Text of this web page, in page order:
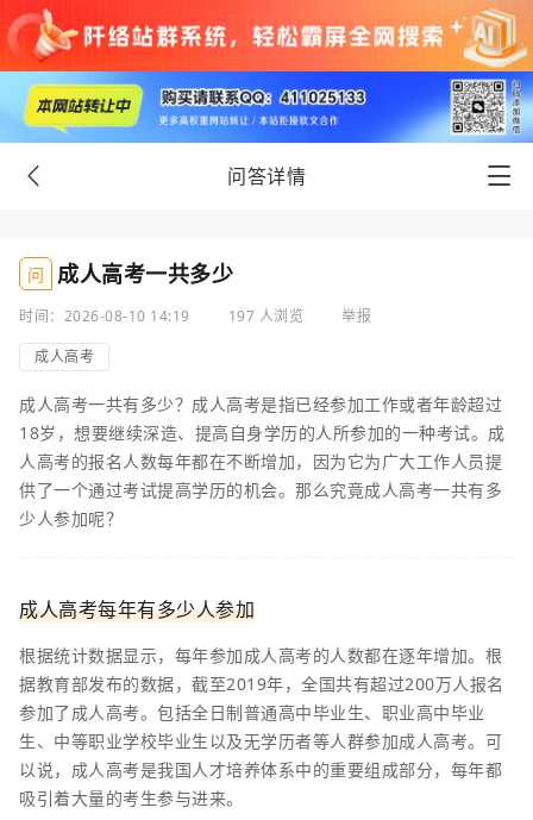
问答详情
问 成人高考一共多少
时间：2026-08-10 14:19 197 人浏览
举报
成人高考
成人高考一共有多少？成人高考是指已经参加工作或者年龄超过
18岁，想要继续深造、提高自身学历的人所参加的一种考试。成
人高考的报名人数每年都在不断增加，因为它为广大工作人员提
供了一个通过考试提高学历的机会。那么究竟成人高考一共有多
少人参加呢？
成人高考每年有多少人参加
根据统计数据显示，每年参加成人高考的人数都在逐年增加。根
据教育部发布的数据，截至2019年，全国共有超过200万人报名
参加了成人高考。包括全日制普通高中毕业生、职业高中毕业
生、中等职业学校毕业生以及无学历者等人群参加成人高考。可
以说，成人高考是我国人才培养体系中的重要组成部分，每年都
吸引着大量的考生参与进来。